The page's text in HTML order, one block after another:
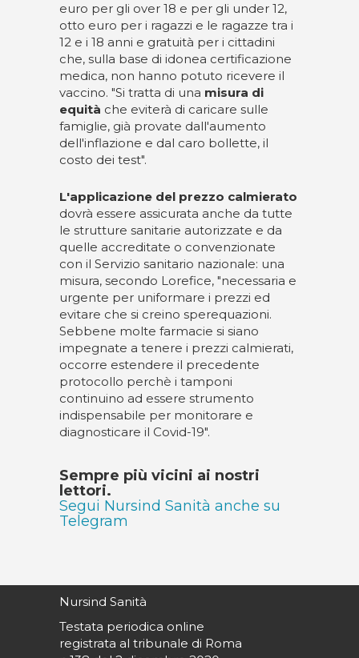
euro per gli over 18 e per gli under 12,
otto euro per i ragazzi e le ragazze tra i
12 e i 18 anni e gratuità per i cittadini
che, sulla base di idonea certificazione
medica, non hanno potuto ricevere il
vaccino. "Si tratta di una misura di
equità che eviterà di caricare sulle
famiglie, già provate dall'aumento
dell'inflazione e dal caro bollette, il
costo dei test".
L'applicazione del prezzo calmierato
dovrà essere assicurata anche da tutte
le strutture sanitarie autorizzate e da
quelle accreditate o convenzionate
con il Servizio sanitario nazionale: una
misura, secondo Lorefice, "necessaria e
urgente per uniformare i prezzi ed
evitare che si creino sperequazioni.
Sebbene molte farmacie si siano
impegnate a tenere i prezzi calmierati,
occorre estendere il precedente
protocollo perchè i tamponi
continuino ad essere strumento
indispensabile per monitorare e
diagnosticare il Covid-19".
Sempre più vicini ai nostri
lettori.
Segui Nursind Sanità anche su
Telegram
Nursind Sanità
Testata periodica online
registrata al tribunale di Roma